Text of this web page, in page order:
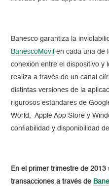
Banesco garantiza la
BanescoMóvil en cada una de
conexión entre el dispositivo y
realiza a través de un canal
distintas versiones de la
rigurosos estándares de
World, Apple App Store y
confiabilidad y disponibilidad
En el primer trimestre de
transacciones a través de